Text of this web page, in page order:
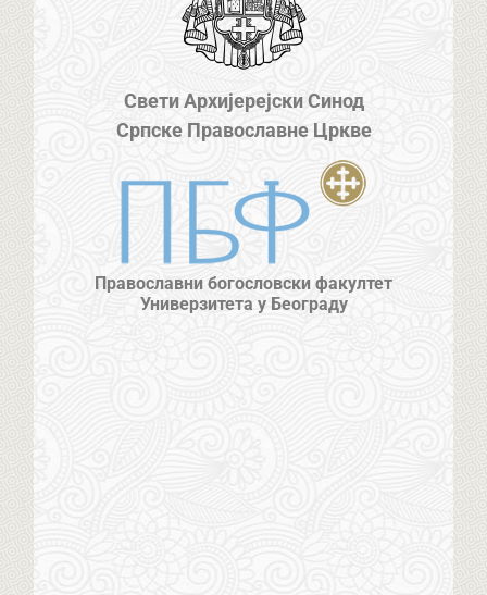
Свети Архијерејски Синод
Српске Православне Цркве
Православни богословски факултет
Универзитета у Београду